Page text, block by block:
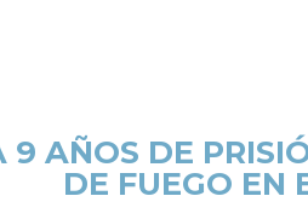
9 AÑOS DE
DE FUEGO EN